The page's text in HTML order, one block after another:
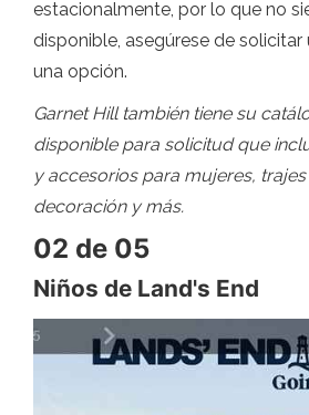
estacionalmente, por lo que no
disponible, asegúrese de
una opción.
Garnet Hill también tiene su
disponible para solicitud que
y accesorios para mujeres,
decoración y más.
02 de 05
Niños de Land's End